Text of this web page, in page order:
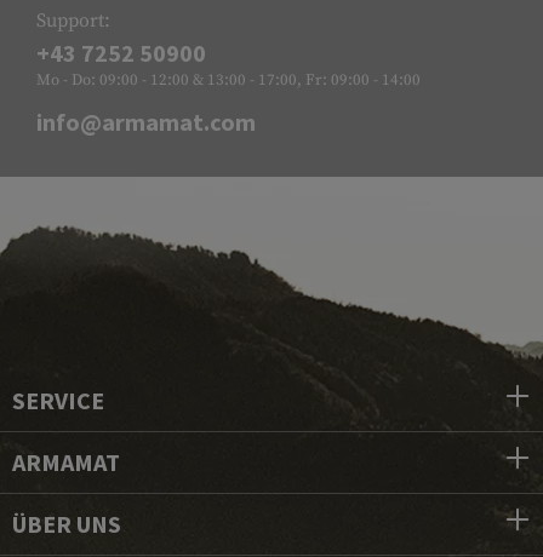
Support:
+43 7252 50900
Mo - Do: 09:00 - 12:00 & 13:00 - 17:00, Fr: 09:00 - 14:00
info@armamat.com
SERVICE
ARMAMAT
ÜBER UNS